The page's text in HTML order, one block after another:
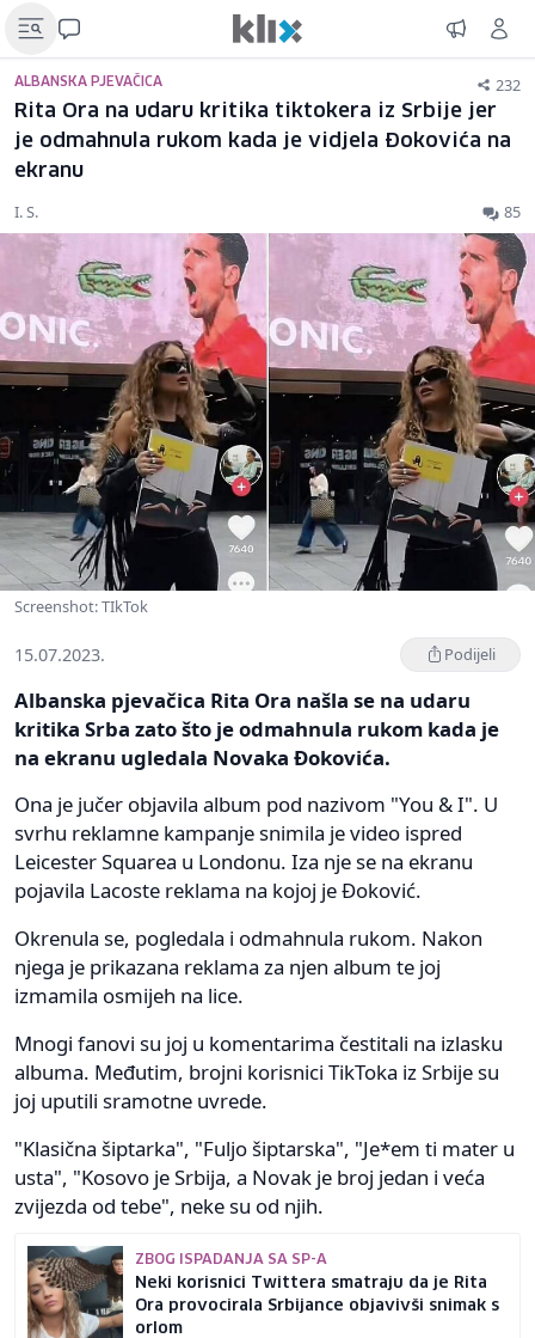
ALBANSKA PJEVAČICA 232
Rita Ora na udaru kritika tiktokera iz Srbije jer
je odmahnula rukom kada je vidjela Đokovića na
ekranu
I. S. 85
Screenshot: TIkTok
15.07.2023. Podijeli
Albanska pjevačica Rita Ora našla se na udaru
kritika Srba zato što je odmahnula rukom kada je
na ekranu ugledala Novaka Đokovića.
Ona je jučer objavila album pod nazivom "You & I". U
svrhu reklamne kampanje snimila je video ispred
Leicester Squarea u Londonu. Iza nje se na ekranu
pojavila Lacoste reklama na kojoj je Đoković.
Okrenula se, pogledala i odmahnula rukom. Nakon
njega je prikazana reklama za njen album te joj
izmamila osmijeh na lice.
Mnogi fanovi su joj u komentarima čestitali na izlasku
albuma. Međutim, brojni korisnici TikToka iz Srbije su
joj uputili sramotne uvrede.
"Klasična šiptarka", "Fuljo šiptarska", "Je*em ti mater u
usta", "Kosovo je Srbija, a Novak je broj jedan i veća
zvijezda od tebe", neke su od njih.
ZBOG ISPADANJA SA SP-A
Neki korisnici Twittera smatraju da je Rita
Ora provocirala Srbijance objavivši snimak s
orlom